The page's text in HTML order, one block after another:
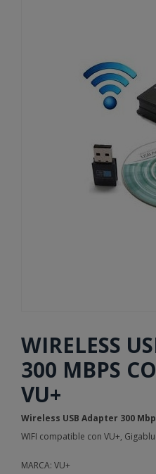
WIRELESS
300 MBPS
VU+
Wireless USB Adapter 300
WIFI compatible con VU+,
MARCA: VU+